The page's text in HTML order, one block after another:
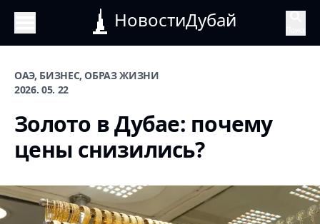
НовостиДубай
ОАЭ, БИЗНЕС, ОБРАЗ ЖИЗНИ
2026. 05. 22
Золото в Дубае: почему
цены снизились?